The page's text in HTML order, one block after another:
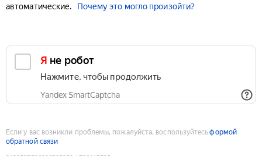
автоматические.
Почему это могло произойти?
Я не робот
Нажмите, чтобы продолжить
Yandex SmartCaptcha
Если у вас возникли проблемы, пожалуйста, воспользуйтесьформой
обратной связи